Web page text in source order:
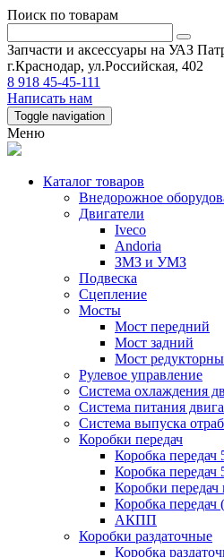
Поиск по товарам
Запчасти и аксессуары на УАЗ
г.Краснодар, ул.Российская, 402
8 918 45-45-111
Написать нам
Toggle navigation
Меню
Каталог товаров
Внедорожное
Двигатели
Iveco
Andoria
ЗМЗ и УМЗ
Подвеска
Сцепление
Мосты
Мост передний
Мост задний
Мост
Рулевое управление
Система охлаждения
Система питания
Система выпуска
Коробки передач
Коробка передач
Коробка передач
Коробки передач
Коробка передач
АКПП
Коробки раздаточные
Коробка